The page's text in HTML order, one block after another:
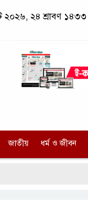
২০২৬, ২৪ শ্রাবণ ১৪৩৩
জাতীয় ধর্ম ও জীবন